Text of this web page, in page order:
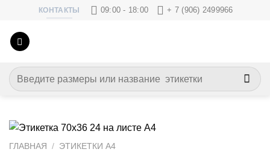
content
КОНТАКТЫ 09:00 - 18:00 + 7 (906) 2499966
Искать:
ГЛАВНАЯ / ЭТИКЕТКИ А4